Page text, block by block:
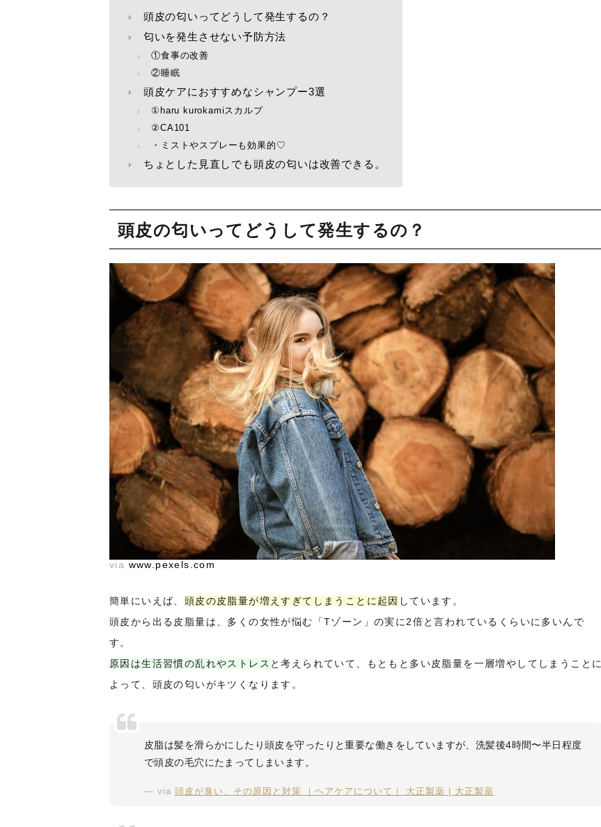
頭皮の匂いってどうして発生するの？
匂いを発生させない予防方法
①食事の改善
②睡眠
頭皮ケアにおすすめなシャンプー3選
①haru kurokamiスカルプ
②CA101
・ミストやスプレーも効果的♡
ちょとした見直しでも頭皮の匂いは改善できる。
頭皮の匂いってどうして発生するの？
via www.pexels.com
簡単にいえば、 頭皮の皮脂量が増えすぎてしまうことに起因 しています。
頭皮から出る皮脂量は、多くの女性が悩む「Tゾーン」の実に2倍と言われているくらいに多いんで
す。
原因は生活習慣の乱れやストレス と考えられていて、もともと多い皮脂量を一層増やしてしまうことに
よって、頭皮の匂いがキツくなります。
皮脂は髪を滑らかにしたり頭皮を守ったりと重要な働きをしていますが、洗髪後4時間〜半日程度
で頭皮の毛穴にたまってしまいます。
via頭皮が臭い、その原因と対策 ｜ヘアケアについて｜ 大正製薬 | 大正製薬